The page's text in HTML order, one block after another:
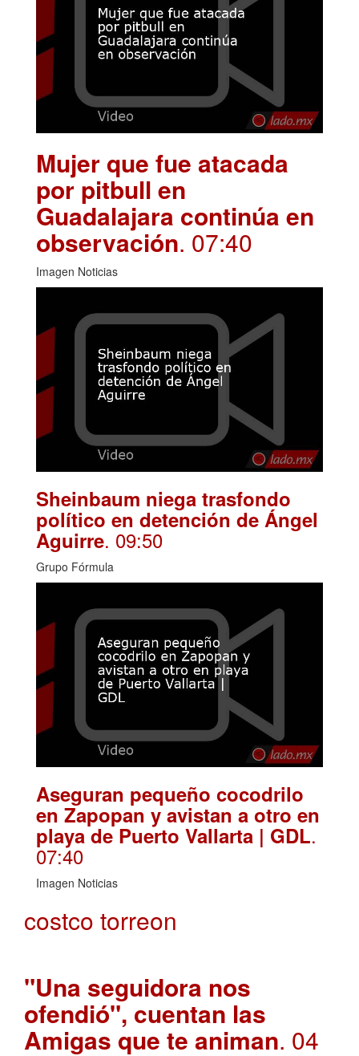
Mujer que fue atacada
por pitbull en
Guadalajara continúa en
observación. 07:40
Imagen Noticias
Sheinbaum niega trasfondo
político en detención de Ángel
Aguirre. 09:50
Grupo Fórmula
Aseguran pequeño cocodrilo
en Zapopan y avistan a otro en
playa de Puerto Vallarta | GDL.
07:40
Imagen Noticias
costco torreon
"Una seguidora nos
ofendió", cuentan las
Amigas que te animan. 04